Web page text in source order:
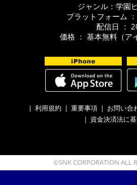
ジャンル：学園
プラットフォーム
配信日 ：
価格 ： 基本無料（ア
| 利用規約 | 重要事項 | お問い合
| 資金決済法に
©SNK CORPORATION ALL